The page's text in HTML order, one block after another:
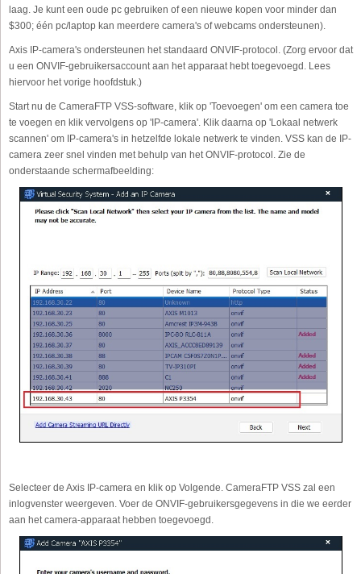
laag. Je kunt een oude pc gebruiken of een nieuwe kopen voor minder dan
$300; één pc/laptop kan meerdere camera's of webcams ondersteunen).
Axis IP-camera's ondersteunen het standaard ONVIF-protocol. (Zorg ervoor dat
u een ONVIF-gebruikersaccount aan het apparaat hebt toegevoegd. Lees
hiervoor het vorige hoofdstuk.)
Start nu de CameraFTP VSS-software, klik op 'Toevoegen' om een camera toe
te voegen en klik vervolgens op 'IP-camera'. Klik daarna op 'Lokaal netwerk
scannen' om IP-camera's in hetzelfde lokale netwerk te vinden. VSS kan de IP-
camera zeer snel vinden met behulp van het ONVIF-protocol. Zie de
onderstaande schermafbeelding:
Selecteer de Axis IP-camera en klik op Volgende. CameraFTP VSS zal een
inlogvenster weergeven. Voer de ONVIF-gebruikersgegevens in die we eerder
aan het camera-apparaat hebben toegevoegd.